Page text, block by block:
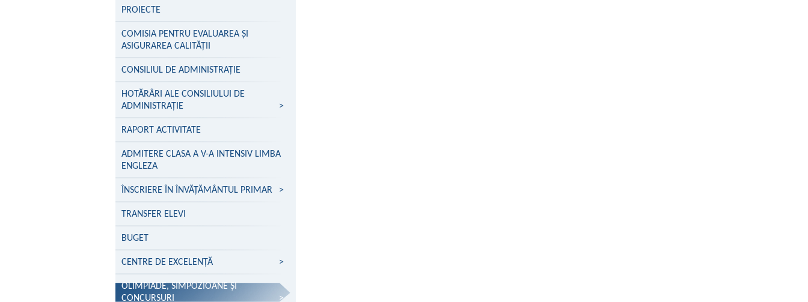
PROIECTE
COMISIA PENTRU EVALUAREA ȘI
ASIGURAREA CALITĂȚII
CONSILIUL DE ADMINISTRAȚIE
HOTĂRÂRI ALE CONSILIULUI DE
ADMINISTRAȚIE
>
RAPORT ACTIVITATE
ADMITERE CLASA A V-A INTENSIV LIMBA
ENGLEZA
ÎNSCRIERE ÎN ÎNVĂŢĂMÂNTUL PRIMAR >
TRANSFER ELEVI
BUGET
CENTRE DE EXCELENŢĂ >
OLIMPIADE, SIMPOZIOANE ȘI
CONCURSURI
>